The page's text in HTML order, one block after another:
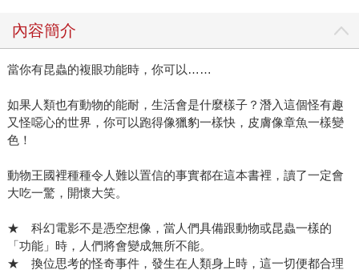
內容簡介
當你有昆蟲的複眼功能時，你可以……
如果人類也有動物的能耐，生活會是什麼樣子？潛入這個怪有趣
又怪噁心的世界，你可以跑得像獵豹一樣快，皮膚像章魚一樣變
色！
動物王國裡種種令人難以置信的事實都在這本書裡，讀了一定會
大吃一驚，開懷大笑。
★ 科幻電影不是憑空想像，當人們具備跟動物或昆蟲一樣的
「功能」時，人們將會變成無所不能。
★ 換位思考的怪奇事件，發生在人類身上時，這一切便都合理